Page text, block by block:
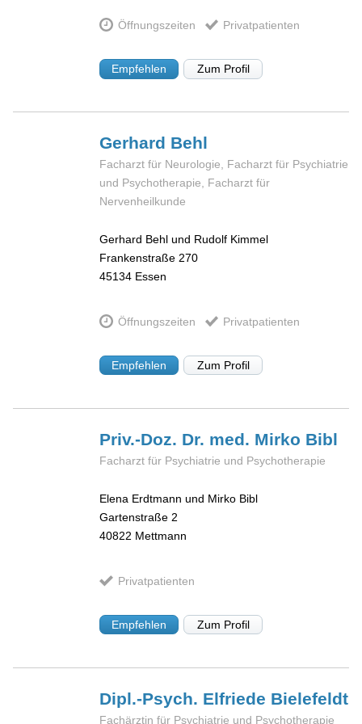
Öffnungszeiten Privatpatienten
Empfehlen Zum Profil
Gerhard Behl
Facharzt für Neurologie, Facharzt für Psychiatrie
und Psychotherapie, Facharzt für
Nervenheilkunde
Gerhard Behl und Rudolf Kimmel
Frankenstraße 270
45134 Essen
Öffnungszeiten Privatpatienten
Empfehlen Zum Profil
Priv.-Doz. Dr. med. Mirko Bibl
Facharzt für Psychiatrie und Psychotherapie
Elena Erdtmann und Mirko Bibl
Gartenstraße 2
40822 Mettmann
Privatpatienten
Empfehlen Zum Profil
Dipl.-Psych. Elfriede Bielefeldt
Fachärztin für Psychiatrie und Psychotherapie